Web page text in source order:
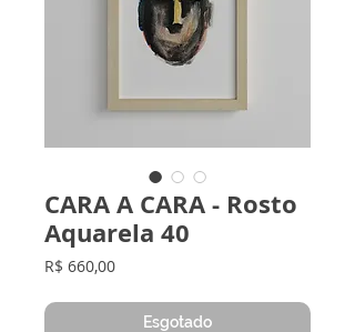
CARA A CARA - Rosto
Aquarela 40
R$ 660,00Preço
Esgotado